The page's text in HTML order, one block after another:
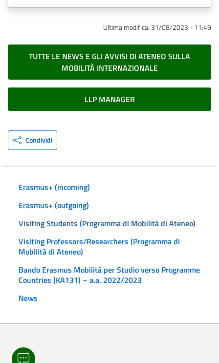
Ultima modifica: 31/08/2023 - 11:49
TUTTE LE NEWS E GLI AVVISI DI ATENEO SULLA
MOBILITÀ INTERNAZIONALE
LLP MANAGER
Condividi
Erasmus+ (incoming)
Erasmus+ (outgoing)
Visiting Students (Programma di Mobilità di Ateneo)
Visiting Professors/Researchers (Programma di
Mobilità di Ateneo)
Bando Erasmus Mobilità per Studio verso Programme
Countries (KA131) – a.a. 2022/2023
News